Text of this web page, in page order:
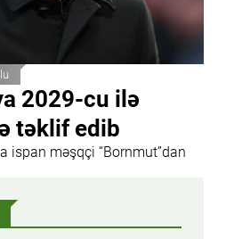
2029-cu ilə
təklif edib
ispan məşqçi “Bornmut”dan